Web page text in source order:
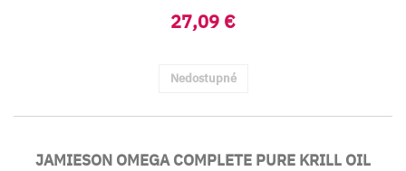
27,09 €
Nedostupné
JAMIESON OMEGA COMPLETE PURE KRILL OIL